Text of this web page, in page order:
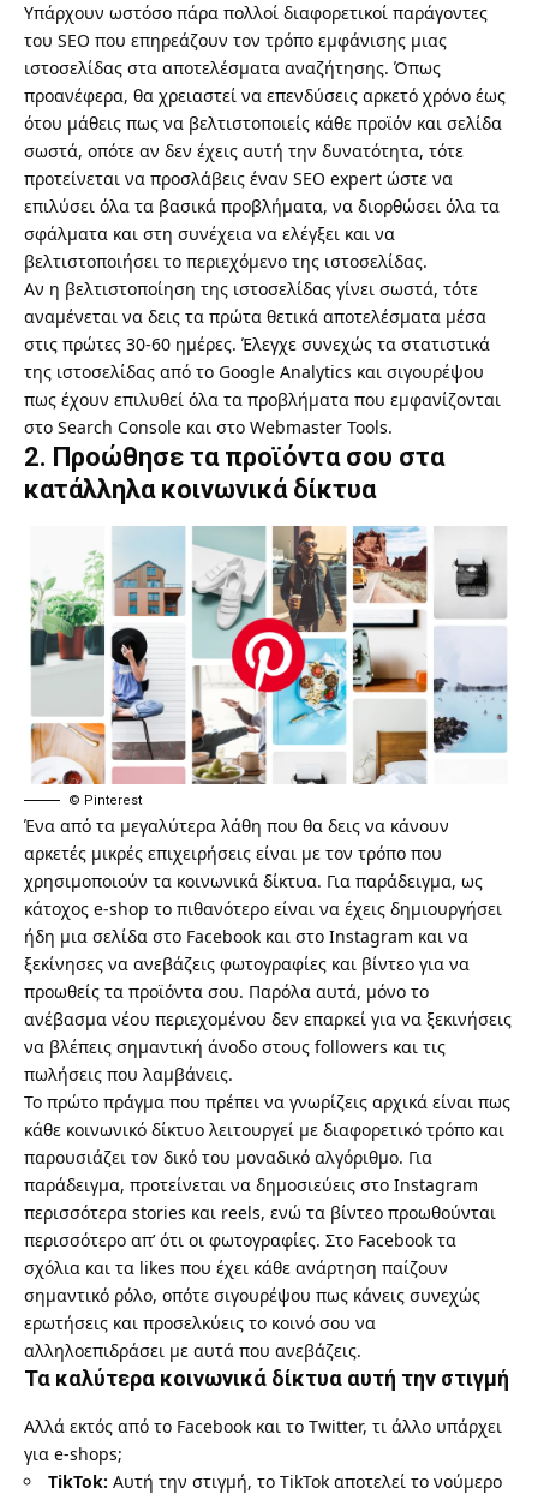
Υπάρχουν ωστόσο πάρα πολλοί διαφορετικοί παράγοντες
του SEO που επηρεάζουν τον τρόπο εμφάνισης μιας
ιστοσελίδας στα αποτελέσματα αναζήτησης. Όπως
προανέφερα, θα χρειαστεί να επενδύσεις αρκετό χρόνο έως
ότου μάθεις πως να βελτιστοποιείς κάθε προϊόν και σελίδα
σωστά, οπότε αν δεν έχεις αυτή την δυνατότητα, τότε
προτείνεται να προσλάβεις έναν SEO expert ώστε να
επιλύσει όλα τα βασικά προβλήματα, να διορθώσει όλα τα
σφάλματα και στη συνέχεια να ελέγξει και να
βελτιστοποιήσει το περιεχόμενο της ιστοσελίδας.
Αν η βελτιστοποίηση της ιστοσελίδας γίνει σωστά, τότε
αναμένεται να δεις τα πρώτα θετικά αποτελέσματα μέσα
στις πρώτες 30-60 ημέρες. Έλεγχε συνεχώς τα στατιστικά
της ιστοσελίδας από το Google Analytics και σιγουρέψου
πως έχουν επιλυθεί όλα τα προβλήματα που εμφανίζονται
στο Search Console και στο Webmaster Tools.
2. Προώθησε τα προϊόντα σου στα
κατάλληλα κοινωνικά δίκτυα
© Pinterest
Ένα από τα μεγαλύτερα λάθη που θα δεις να κάνουν
αρκετές μικρές επιχειρήσεις είναι με τον τρόπο που
χρησιμοποιούν τα κοινωνικά δίκτυα. Για παράδειγμα, ως
κάτοχος e-shop το πιθανότερο είναι να έχεις δημιουργήσει
ήδη μια σελίδα στο Facebook και στο Instagram και να
ξεκίνησες να ανεβάζεις φωτογραφίες και βίντεο για να
προωθείς τα προϊόντα σου. Παρόλα αυτά, μόνο το
ανέβασμα νέου περιεχομένου δεν επαρκεί για να ξεκινήσεις
να βλέπεις σημαντική άνοδο στους followers και τις
πωλήσεις που λαμβάνεις.
Το πρώτο πράγμα που πρέπει να γνωρίζεις αρχικά είναι πως
κάθε κοινωνικό δίκτυο λειτουργεί με διαφορετικό τρόπο και
παρουσιάζει τον δικό του μοναδικό αλγόριθμο. Για
παράδειγμα, προτείνεται να δημοσιεύεις στο Instagram
περισσότερα stories και reels, ενώ τα βίντεο προωθούνται
περισσότερο απ’ ότι οι φωτογραφίες. Στο Facebook τα
σχόλια και τα likes που έχει κάθε ανάρτηση παίζουν
σημαντικό ρόλο, οπότε σιγουρέψου πως κάνεις συνεχώς
ερωτήσεις και προσελκύεις το κοινό σου να
αλληλοεπιδράσει με αυτά που ανεβάζεις.
Τα καλύτερα κοινωνικά δίκτυα αυτή την στιγμή
Αλλά εκτός από το Facebook και το Twitter, τι άλλο υπάρχει
για e-shops;
TikTok: Αυτή την στιγμή, το TikTok αποτελεί το νούμερο